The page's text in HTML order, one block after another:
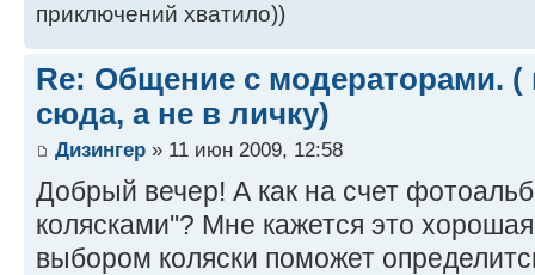
приключений хватило))
Re: Общение с модераторами.
сюда, а не в личку)
Дизингер » 11 июн 2009, 12:58
Добрый вечер! А как на счет
колясками''? Мне кажется это
выбором коляски поможет